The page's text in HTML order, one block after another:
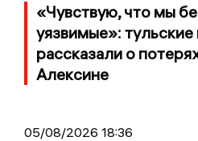
«Чувствую, что мы
уязвимые»:
рассказали о
Алексине
05/08/2026 18:36